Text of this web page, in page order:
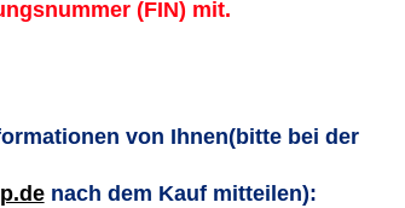
(FIN) mit.
von Ihnen(bitte bei der
nach dem Kauf mitteilen):